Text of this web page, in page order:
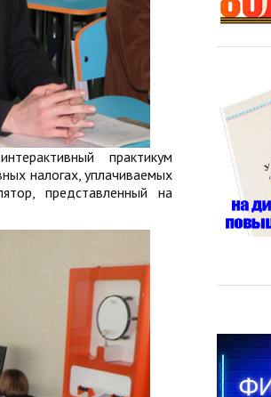
практикум
налогах, уплачиваемых
представленный на